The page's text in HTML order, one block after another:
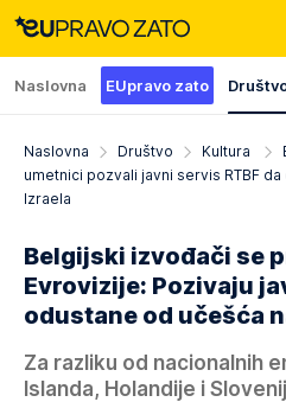
Naslovna EUpravo zato
Naslovna Društvo Kultura
umetnici pozvali javni servis RTBF
Izraela
Belgijski izvođači se
Evrovizije: Pozivaju
odustane od učešća
Za razliku od nacionalnih
Islanda, Holandije i